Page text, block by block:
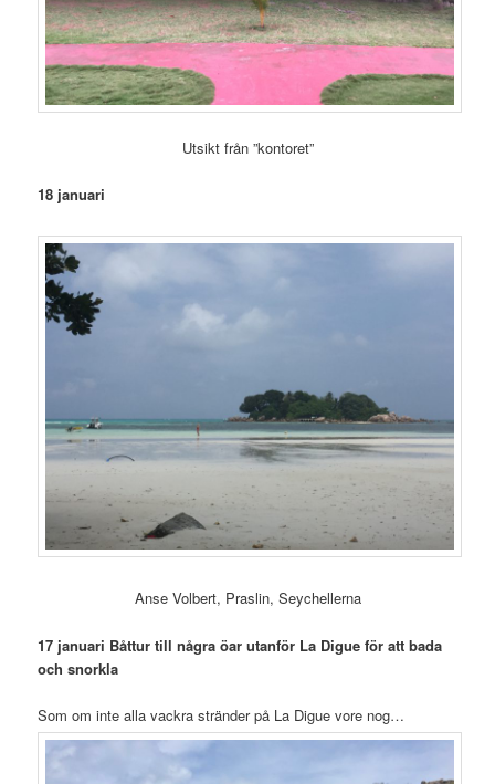
Utsikt från ”kontoret”
18 januari
Anse Volbert, Praslin, Seychellerna
17 januari Båttur till några öar utanför La Digue för att bada
och snorkla
Som om inte alla vackra stränder på La Digue vore nog…